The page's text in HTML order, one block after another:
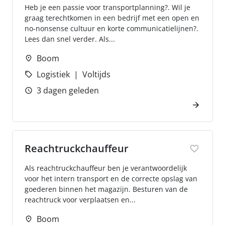
Heb je een passie voor transportplanning?. Wil je
graag terechtkomen in een bedrijf met een open en
no-nonsense cultuur en korte communicatielijnen?.
Lees dan snel verder. Als...
Boom
Logistiek
Voltijds
3 dagen geleden
Reachtruckchauffeur
Als reachtruckchauffeur ben je verantwoordelijk
voor het intern transport en de correcte opslag van
goederen binnen het magazijn. Besturen van de
reachtruck voor verplaatsen en...
Boom